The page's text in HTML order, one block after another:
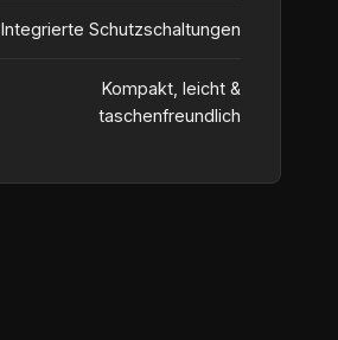
Integrierte Schutzschaltungen
Kompakt, leicht &
taschenfreundlich